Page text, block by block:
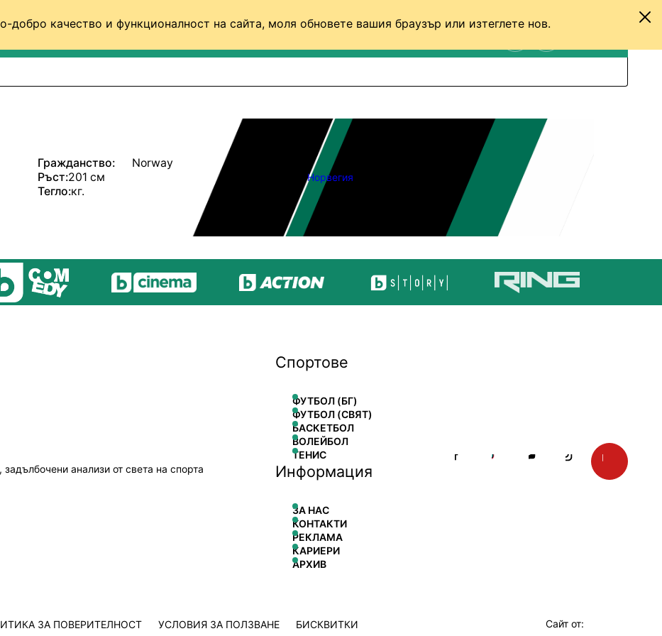
добро качество и функционалност на сайта, моля обновете вашия браузър или изтеглете нов.
Гражданство:
Norway
Ръст:201 см
Тегло:кг.
Норвегия
анализи от света на спорта
Спортове
ФУТБОЛ (БГ)
ФУТБОЛ (СВЯТ)
БАСКЕТБОЛ
ВОЛЕЙБОЛ
ТЕНИС
Информация
ЗА НАС
КОНТАКТИ
РЕКЛАМА
КАРИЕРИ
АРХИВ
ЗА ПОВЕРИТЕЛНОСТ УСЛОВИЯ ЗА ПОЛЗВАНЕ БИСКВИТКИ Сайт от: